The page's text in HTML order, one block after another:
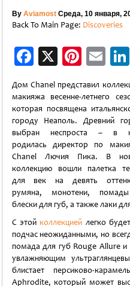
By AviamostСреда, 10 января,
Back To Main Page: Discoveries
Facebook
X
Дом Chanel представил
макияжа весенне-летнего
которая посвящена
городу Неаполь. Древний
выбран неспроста – в
родилась директор по
Chanel Лючия Пика. В
коллекцию вошли палетка
для век на девять
румяна, монотени,
блески для губ, а также лаки
С этойколлекцией легко
подчас неожиданными, но
помада для губ Rouge Allure
увлажняющим
блистает персиково-
Aphrodite, который может